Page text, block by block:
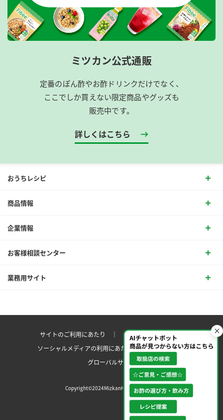
ミツカン公式通販
定番のぽん酢やお酢ドリンクだけでなく、
ここでしか買えない限定商品やグッズも
販売中です。
詳しくはこちら
おうちレシピ
商品情報
企業情報
お客様相談センター
業務用サイト
サイトのご利用にあたり ｜プライバシーポリシー
ソーシャルメディアの利用にあたりサイトマップ ｜
グローバルサイト
Copyright©2024MizkanHoldingsCo.Ltd.